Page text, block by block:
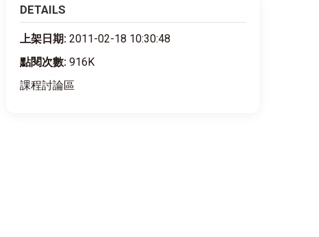
DETAILS
上架日期: 2011-02-18 10:30:48
點閱次數: 916K
課程討論區